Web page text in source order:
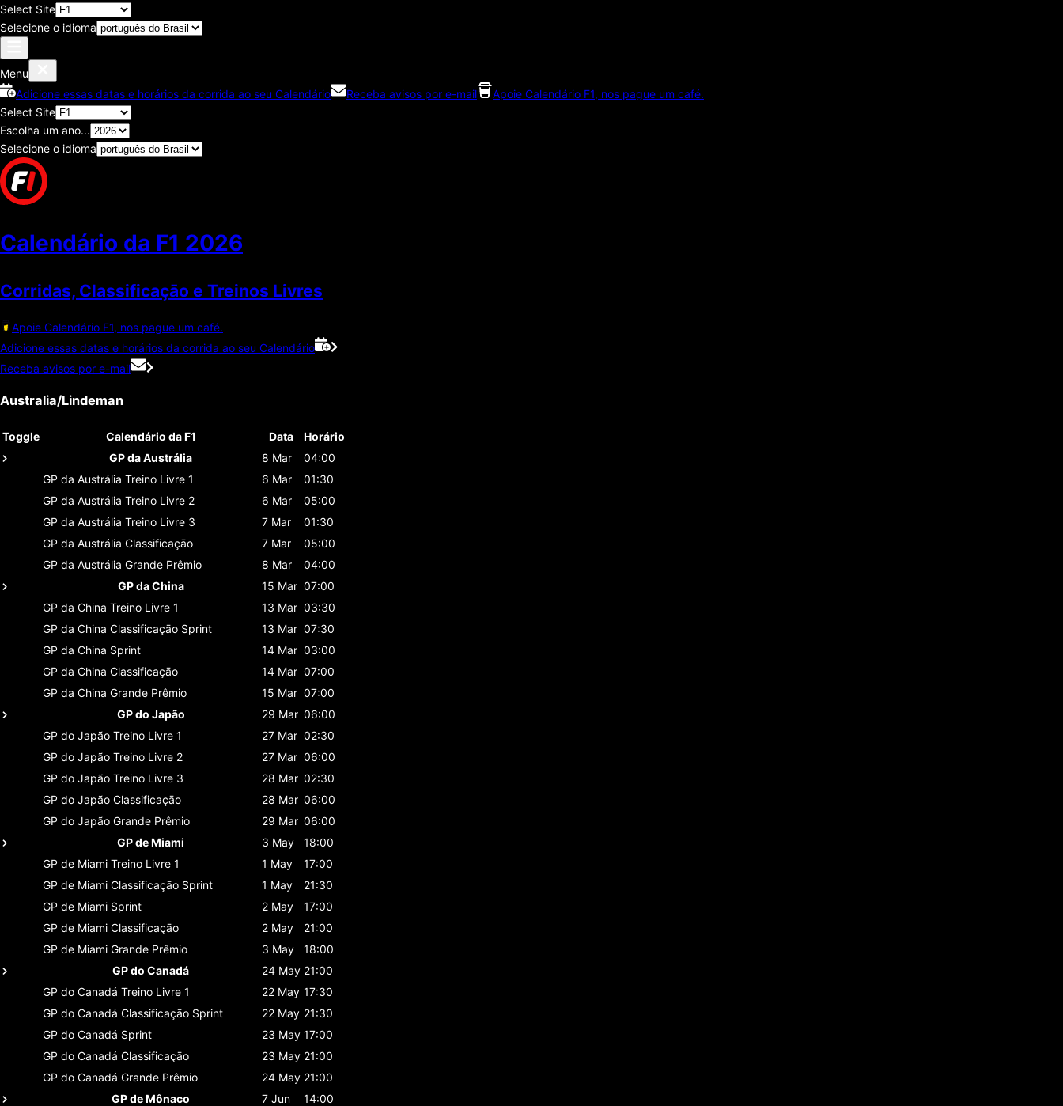
Select Site
Selecione o idioma
Menu
Adicione essas datas e horários da corrida ao seu Calendário
Receba avisos por e-mail
Apoie Calendário F1, nos pague um café.
Select Site
Escolha um ano...
Selecione o idioma
Calendário da F1 2026
Corridas, Classificaçāo e Treinos Livres
Apoie Calendário F1, nos pague um café.
Adicione essas datas e horários da corrida ao seu Calendário
Receba avisos por e-mail
Australia/Lindeman
Toggle Calendário da F1 Data
Horário
GP da Austrália
8 Mar
04:00
GP da Austrália Treino Livre 1 6 Mar
01:30
GP da Austrália Treino Livre 2 6 Mar
05:00
GP da Austrália Treino Livre 3 7 Mar
01:30
GP da Austrália Classificaçāo 7 Mar
05:00
GP da Austrália Grande Prêmio 8 Mar
04:00
GP da China
15 Mar 07:00
GP da China Treino Livre 1 13 Mar 03:30
GP da China Classificaçāo Sprint 13 Mar 07:30
GP da China Sprint 14 Mar 03:00
GP da China Classificaçāo 14 Mar 07:00
GP da China Grande Prêmio 15 Mar 07:00
GP do Japão
29 Mar 06:00
GP do Japão Treino Livre 1 27 Mar 02:30
GP do Japão Treino Livre 2 27 Mar 06:00
GP do Japão Treino Livre 3 28 Mar 02:30
GP do Japão Classificaçāo 28 Mar 06:00
GP do Japão Grande Prêmio 29 Mar 06:00
GP de Miami
3 May
18:00
GP de Miami Treino Livre 1 1 May
17:00
GP de Miami Classificaçāo Sprint 1 May
21:30
GP de Miami Sprint 2 May
17:00
GP de Miami Classificaçāo 2 May
21:00
GP de Miami Grande Prêmio 3 May
18:00
GP do Canadá
24 May 21:00
GP do Canadá Treino Livre 1 22 May 17:30
GP do Canadá Classificaçāo Sprint 22 May 21:30
GP do Canadá Sprint 23 May 17:00
GP do Canadá Classificaçāo 23 May 21:00
GP do Canadá Grande Prêmio 24 May 21:00
GP de Mônaco
7 Jun
14:00